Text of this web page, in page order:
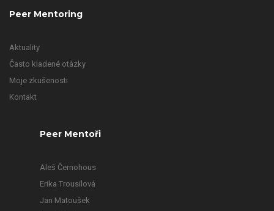
Peer Mentoring
Aktuality
Často kladené otázky
Moje zkušenosti
Kontakt
Peer Mentoři
Aleš Černohous
Erika Trousilová
Jan Matoušek